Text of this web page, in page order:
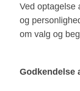
Ved optagelse
og
om valg og
Godkendelse